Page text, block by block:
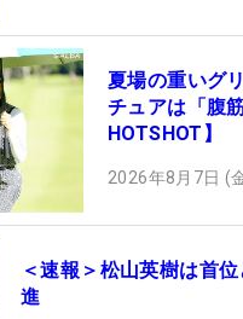
夏場の重いグ
チュアは「腹
HOTSHOT】
2026年8月7日 (
＜速報＞松山英樹は首
進